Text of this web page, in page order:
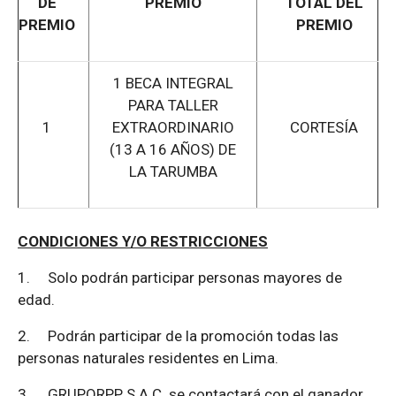
PREMIO
PREMIO
1
1 BECA INTEGRAL
PARA TALLER
EXTRAORDINARIO
(13 A 16 AÑOS) DE
LA TARUMBA
CORTESÍA
CONDICIONES Y/O RESTRICCIONES
1. Solo podrán participar personas mayores de
edad.
2. Podrán participar de la promoción todas las
personas naturales residentes en Lima.